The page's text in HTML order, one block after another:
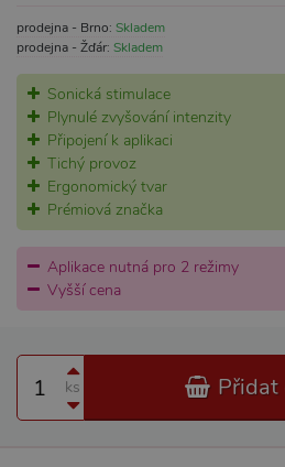
prodejna - Brno: Skladem
prodejna - Žďár: Skladem
Sonická stimulace
Plynulé zvyšování intenzity
Připojení k aplikaci
Tichý provoz
Ergonomický tvar
Prémiová značka
Aplikace nutná pro 2 režimy
Vyšší cena
ks Přidat